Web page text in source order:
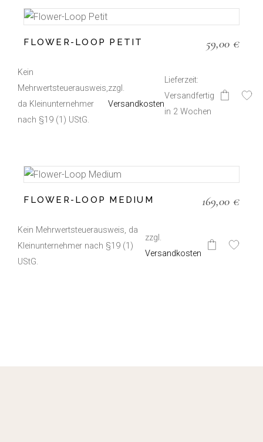
Optionen
können
auf
Produktseite
FLOWER-LOOP PETIT 59,00 €
Kein
Mehrwertsteuerausweis,
da Kleinunternehmer
nach §19 (1) UStG.
zzgl.
Versandkosten
Lieferzeit:
Versandfertig
in 2 Wochen
Dieses
Produkt
weist
mehrere
Optionen
können
auf
Produktseite
FLOWER-LOOP MEDIUM 169,00 €
Kein Mehrwertsteuerausweis, da
Kleinunternehmer nach §19 (1)
UStG.
zzgl.
Versandkosten
Dieses
Produkt
weist